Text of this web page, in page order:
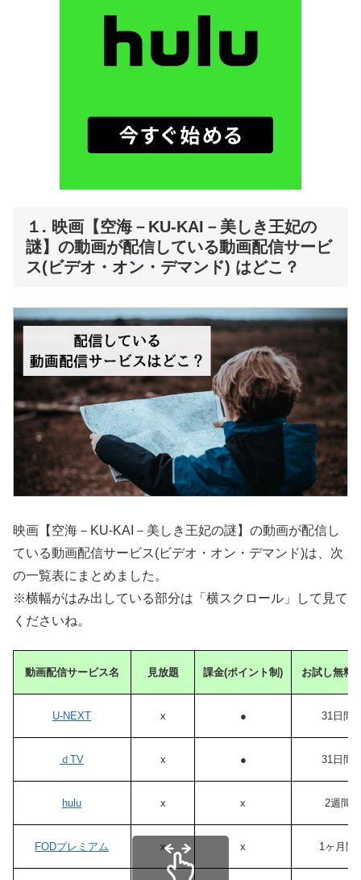
１. 映画【空海－KU-KAI－美しき王妃の
謎】の動画が配信している動画配信サービ
ス(ビデオ・オン・デマンド) はどこ？
映画【空海－KU-KAI－美しき王妃の謎】の動画が配信し
ている動画配信サービス(ビデオ・オン・デマンド)は、次
の一覧表にまとめました。
※横幅がはみ出している部分は「横スクロール」して見て
くださいね。
動画配信サービス名 見放題 課金(ポイント制) お試し無料
U-NEXT x ● 31日間
ｄTV x ● 31日間
hulu x x 2週間
FODプレミアム x x 1ヶ月間